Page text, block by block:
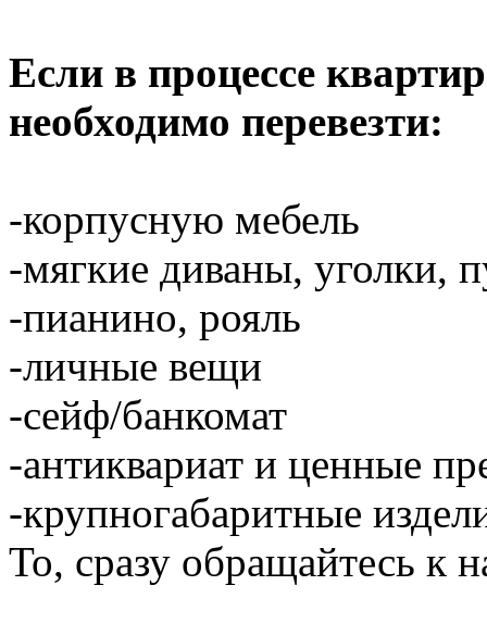
Если в процессе
необходимо перевезти:
-корпусную мебель
-мягкие диваны, уголки,
-пианино, рояль
-личные вещи
-сейф/банкомат
-антиквариат и ценные
-крупногабаритные
То, сразу обращайтесь к